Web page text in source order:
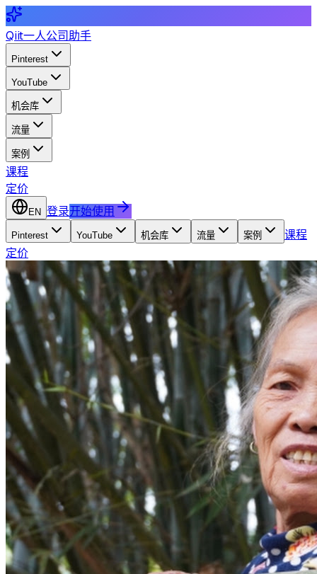
Qiit一人公司助手
Pinterest
YouTube
机会库
流量
案例
课程
定价
EN 登录开始使用
Pinterest YouTube 机会库 流量 案例
课程
定价